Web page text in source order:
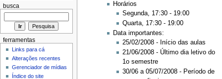
Horários
Segunda, 17:30 - 19:00
Quarta, 17:30 - 19:00
Data importantes:
25/02/2008 - Início das aulas
21/06/2008 - Último dia letivo do
1o semestre
30/06 a 05/07/2008 - Período de
busca
ferramentas
Links para cá
Alterações recentes
Gerenciador de mídias
Índice do site